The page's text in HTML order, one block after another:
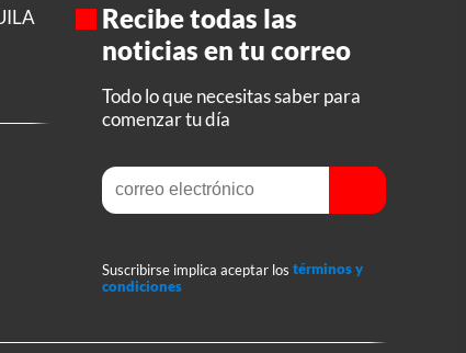
Recibe todas las
noticias en tu correo
Todo lo que necesitas saber para
comenzar tu día
Suscribirse implica aceptar los términos y
condiciones